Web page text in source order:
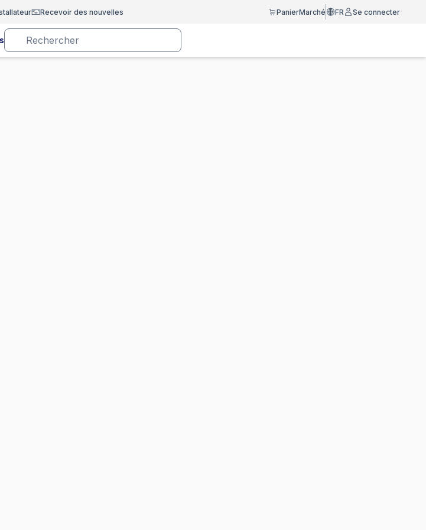
Recevoir des nouvelles PanierMarché FR Se connecter